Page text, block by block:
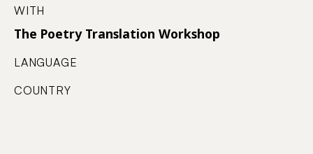
WITH
The Poetry Translation Workshop
LANGUAGE
COUNTRY